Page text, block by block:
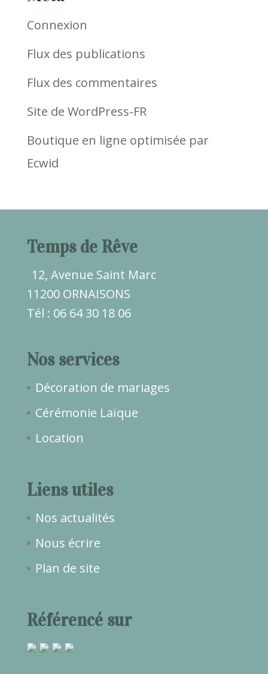
Connexion
Flux des publications
Flux des commentaires
Site de WordPress-FR
Boutique en ligne optimisée par
Ecwid
Temps de Rêve
12, Avenue Saint Marc
11200 ORNAISONS
Tél : 06 64 30 18 06
Nos services
Décoration de mariages
Cérémonie Laïque
Location
Liens utiles
Nos actualités
Nous écrire
Plan de site
Référencé sur